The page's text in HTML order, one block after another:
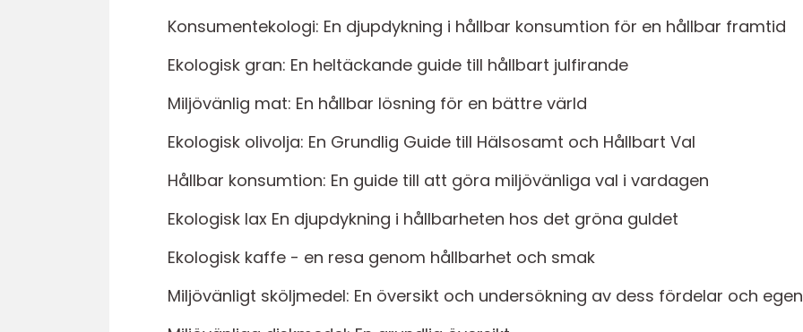
Konsumentekologi: En djupdykning i hållbar konsumtion för en hållbar framtid
Ekologisk gran: En heltäckande guide till hållbart julfirande
Miljövänlig mat: En hållbar lösning för en bättre värld
Ekologisk olivolja: En Grundlig Guide till Hälsosamt och Hållbart Val
Hållbar konsumtion: En guide till att göra miljövänliga val i vardagen
Ekologisk lax En djupdykning i hållbarheten hos det gröna guldet
Ekologisk kaffe - en resa genom hållbarhet och smak
Miljövänligt sköljmedel: En översikt och undersökning av dess fördelar och